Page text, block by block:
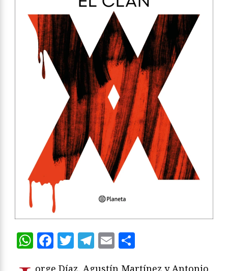
WhatsApp
Facebook
Twitter
Telegram
Email
orge Díaz, Agustín Martínez y Antonio